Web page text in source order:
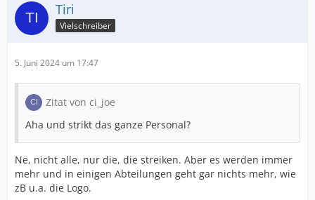
Tiri
Vielschreiber
5. Juni 2024 um 17:47
Zitat von ci_joe
Aha und strikt das ganze Personal?
Ne, nicht alle, nur die, die streiken. Aber es werden immer
mehr und in einigen Abteilungen geht gar nichts mehr, wie
zB u.a. die Logo.